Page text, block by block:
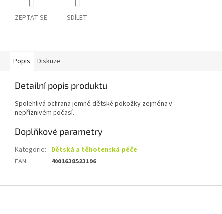
ZEPTAT SE SDÍLET
Popis Diskuze
Detailní popis produktu
Spolehlivá ochrana jemné dětské pokožky zejména v
nepříznivém počasí.
Doplňkové parametry
Kategorie: Dětská a těhotenská péče
EAN: 4001638523196